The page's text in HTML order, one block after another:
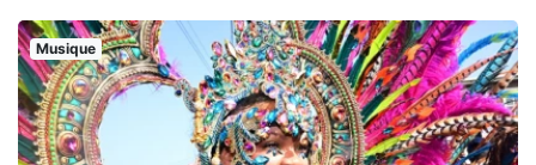
Musique